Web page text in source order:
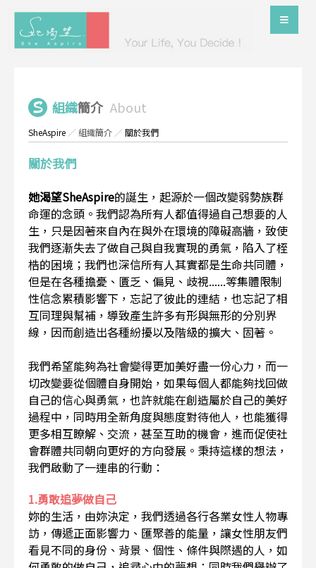
組織簡介 About
SheAspire ／組織簡介 ／關於我們
關於我們
她渴望SheAspire的誕生，起源於一個改變弱勢族群
命運的念頭。我們認為所有人都值得過自己想要的人
生，只是因著來自內在與外在環境的障礙高牆，致使
我們逐漸失去了做自己與自我實現的勇氣，陷入了桎
梏的困境；我們也深信所有人其實都是生命共同體，
但是在各種擔憂、匱乏、偏見、歧視......等集體限制
性信念累積影響下，忘記了彼此的連結，也忘記了相
互同理與幫補，導致產生許多有形與無形的分別界
線，因而創造出各種紛擾以及階級的擴大、固著。
我們希望能夠為社會變得更加美好盡一份心力，而一
切改變要從個體自身開始，如果每個人都能夠找回做
自己的信心與勇氣，也許就能在創造屬於自己的美好
過程中，同時用全新角度與態度對待他人，也能獲得
更多相互瞭解、交流，甚至互助的機會，進而促使社
會群體共同朝向更好的方向發展。秉持這樣的想法，
我們啟動了一連串的行動：
1.勇敢追夢做自己
妳的生活，由妳決定，我們透過各行各業女性人物專
訪，傳遞正面影響力、匯聚善的能量，讓女性朋友們
看見不同的身份、背景、個性、條件與際遇的人，如